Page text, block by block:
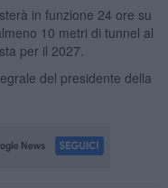
in funzione 24 ore su
10 metri di tunnel al
per il 2027.
del presidente della